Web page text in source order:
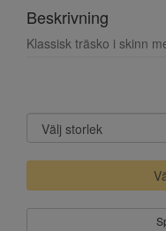
Beskrivning
Klassisk träsko i skinn